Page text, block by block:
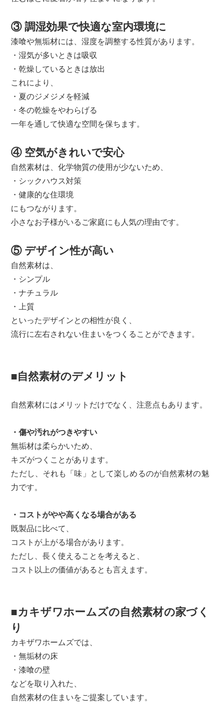
③ 調湿効果で快適な室内環境に
漆喰や無垢材には、湿度を調整する性質があります。
・湿気が多いときは吸収
・乾燥しているときは放出
これにより、
・夏のジメジメを軽減
・冬の乾燥をやわらげる
一年を通して快適な空間を保ちます。
④ 空気がきれいで安心
自然素材は、化学物質の使用が少ないため、
・シックハウス対策
・健康的な住環境
にもつながります。
小さなお子様がいるご家庭にも人気の理由です。
⑤ デザイン性が高い
自然素材は、
・シンプル
・ナチュラル
・上質
といったデザインとの相性が良く、
流行に左右されない住まいをつくることができます。
■自然素材のデメリット
自然素材にはメリットだけでなく、注意点もあります。
・傷や汚れがつきやすい
無垢材は柔らかいため、
キズがつくことがあります。
ただし、それも「味」として楽しめるのが自然素材の魅
力です。
・コストがやや高くなる場合がある
既製品に比べて、
コストが上がる場合があります。
ただし、長く使えることを考えると、
コスト以上の価値があるとも言えます。
■カキザワホームズの自然素材の家づく
り
カキザワホームズでは、
・無垢材の床
・漆喰の壁
などを取り入れた、
自然素材の住まいをご提案しています。